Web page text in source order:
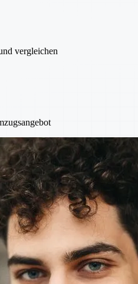
vergleichen